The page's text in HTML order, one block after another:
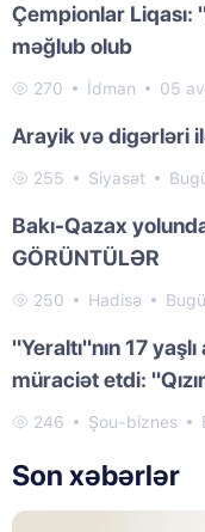
Çempionlar
məğlub olub
270 İdman 05
Arayik və digərləri
255 Siyasət
Bakı-Qazax
GÖRÜNTÜLƏR
250 Hadisə
"Yeraltı"nın 17
müraciət etdi:
246 Şou-biznes
Son xəbərlər